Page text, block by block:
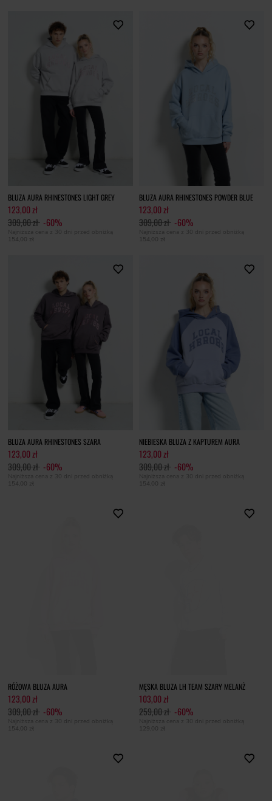
BLUZA AURA RHINESTONES LIGHT GREY
123,00 zł
309,00 zł -60%
Najniższa cena z 30 dni przed obniżką
154,00 zł
BLUZA AURA RHINESTONES POWDER BLUE
123,00 zł
309,00 zł -60%
Najniższa cena z 30 dni przed obniżką
154,00 zł
BLUZA AURA RHINESTONES SZARA
123,00 zł
309,00 zł -60%
Najniższa cena z 30 dni przed obniżką
154,00 zł
NIEBIESKA BLUZA Z KAPTUREM AURA
123,00 zł
309,00 zł -60%
Najniższa cena z 30 dni przed obniżką
154,00 zł
RÓŻOWA BLUZA AURA
123,00 zł
309,00 zł -60%
Najniższa cena z 30 dni przed obniżką
154,00 zł
MĘSKA BLUZA LH TEAM SZARY MELANŻ
103,00 zł
259,00 zł -60%
Najniższa cena z 30 dni przed obniżką
129,00 zł